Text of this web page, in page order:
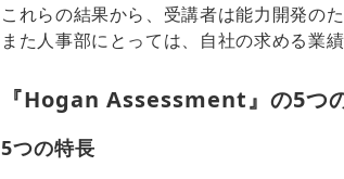
これらの結果から、受講者は能力開発の
また人事部にとっては、自社の求める業
『Hogan Assessment』の5つ
5つの特長